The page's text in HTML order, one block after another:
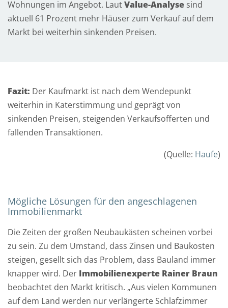
Wohnungen im Angebot. LautValue-Analysesind
aktuell 61 Prozent mehr Häuser zum Verkauf auf dem
Markt bei weiterhin sinkenden Preisen.
Fazit: Der Kaufmarkt ist nach dem Wendepunkt
weiterhin in Katerstimmung und geprägt von
sinkenden Preisen, steigenden Verkaufsofferten und
fallenden Transaktionen.
(Quelle: Haufe)
Mögliche Lösungen für den angeschlagenen
Immobilienmarkt
Die Zeiten der großen Neubaukästen scheinen vorbei
zu sein. Zu dem Umstand, dass Zinsen und Baukosten
steigen, gesellt sich das Problem, dass Bauland immer
knapper wird. Der Immobilienexperte Rainer Braun
beobachtet den Markt kritisch. „Aus vielen Kommunen
auf dem Land werden nur verlängerte Schlafzimmer
O
r
t
*
T
e
l
e
f
o